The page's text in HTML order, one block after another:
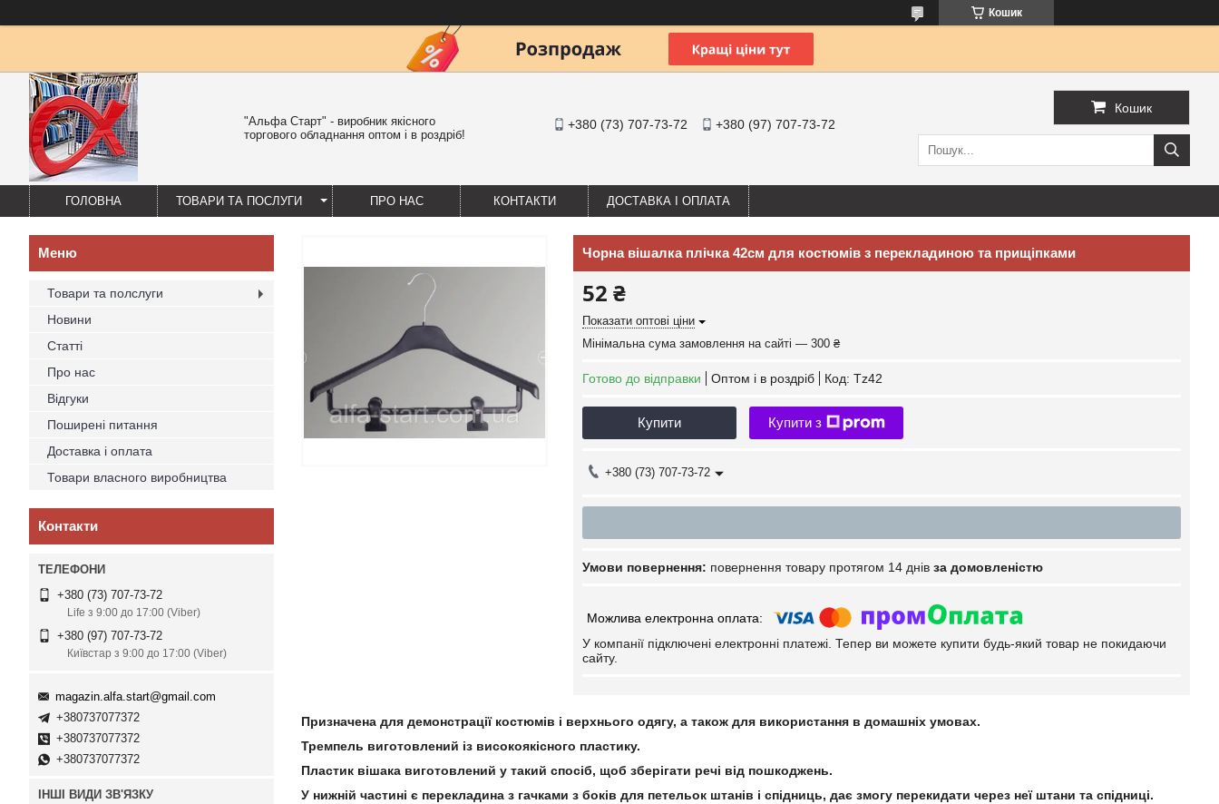
Кошик
"Альфа Старт" - виробник якісного
торгового обладнання оптом і в роздріб!
+380 (73) 707-73-72 +380 (97) 707-73-72
Кошик
ГОЛОВНА ТОВАРИ ТА ПОСЛУГИ ПРО НАС КОНТАКТИ ДОСТАВКА І ОПЛАТА
Чорна вішалка плічка 42см для костюмів з перекладиною та прищіпками
52 ₴
Показати оптові ціни
Мінімальна сума замовлення на сайті — 300 ₴
Готово до відправки Оптом і в роздріб Код: Tz42
Купити Купити з
+380 (73) 707-73-72
повернення товару протягом 14 днів за домовленістю
У компанії підключені електронні платежі. Тепер ви можете купити будь-який товар не покидаючи
сайту.
Призначена для демонстрації костюмів і верхнього одягу, а також для використання в домашніх умовах.
Тремпель виготовлений із високоякісного пластику.
Пластик вішака виготовлений у такий спосіб, щоб зберігати речі від пошкоджень.
У нижній частині є перекладина з гачками з боків для петельок штанів і спідниць, дає змогу перекидати через неї штани та спідниці.
Товари та полслуги
Новини
Статті
Про нас
Відгуки
Поширені питання
Доставка і оплата
Товари власного виробництва
Контакти
+380 (73) 707-73-72
Life з 9:00 до 17:00 (Viber)
+380 (97) 707-73-72
Київстар з 9:00 до 17:00 (Viber)
magazin.alfa.start@gmail.com
+380737077372
+380737077372
+380737077372
ІНШІ ВИДИ ЗВ'ЯЗКУ